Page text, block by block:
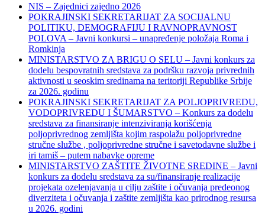
NIS – Zajednici zajedno 2026
POKRAJINSKI SEKRETARIJAT ZA SOCIJALNU
POLITIKU, DEMOGRAFIJU I RAVNOPRAVNOST
POLOVA – Javni konkursi – unapređenje položaja Roma i
Romkinja
MINISTARSTVO ZA BRIGU O SELU – Javni konkurs za
dodelu bespovratnih sredstava za podršku razvoja privrednih
aktivnosti u seoskim sredinama na teritoriji Republike Srbije
za 2026. godinu
POKRAJINSKI SEKRETARIJAT ZA POLJOPRIVREDU,
VODOPRIVREDU I ŠUMARSTVO – Konkurs za dodelu
sredstava za finansiranje intenziviranja korišćenja
poljoprivrednog zemljišta kojim raspolažu poljoprivredne
stručne službe , poljoprivredne stručne i savetodavne službe i
iri tamiš ‒ putem nabavke opreme
MINISTARSTVO ZAŠTITE ŽIVOTNE SREDINE – Javni
konkurs za dodelu sredstava za su/finansiranje realizacije
projekata ozelenjavanja u cilju zaštite i očuvanja predeonog
diverziteta i očuvanja i zaštite zemljišta kao prirodnog resursa
u 2026. godini